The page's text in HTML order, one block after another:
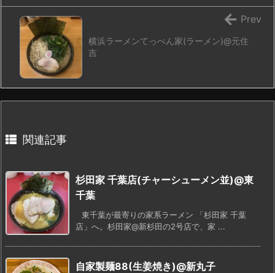
横浜ラーメンてっぺん家(ラーメン)@元住
吉
Prev
関連記事
杉田家 千葉店(チャーシューメン並)@東
千葉
東千葉が最寄りの家系ラーメン 「杉田家 千葉
店」へ。杉田家@新杉田の2号店で、家 ...
自家製麺88(生姜焼き)@新丸子